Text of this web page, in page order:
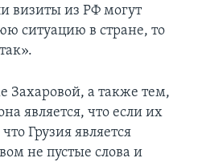
визиты из РФ могут
ситуацию в стране, то
Захаровой, а также тем,
является, что если их
Грузия является
не пустые слова и